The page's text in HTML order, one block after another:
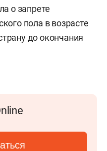
о запрете
пола в возрасте
до окончания